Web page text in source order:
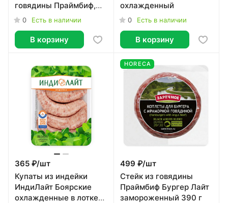
говядины Праймбиф,
охлажденный 390 г
0 Есть в наличии
В корзину
охлажденный
0 Есть в наличии
В корзину
365 ₽/шт
Купаты из индейки
ИндиЛайт Боярские
охлажденные в лотке
HORECA
499 ₽/шт
Стейк из говядины
Праймбиф Бургер Лайт
замороженный 390 г